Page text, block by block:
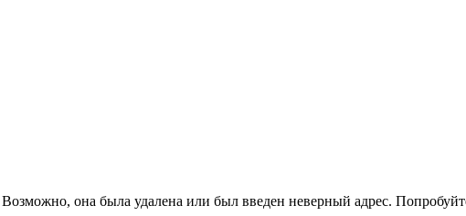
она была удалена или был введен неверный адрес.